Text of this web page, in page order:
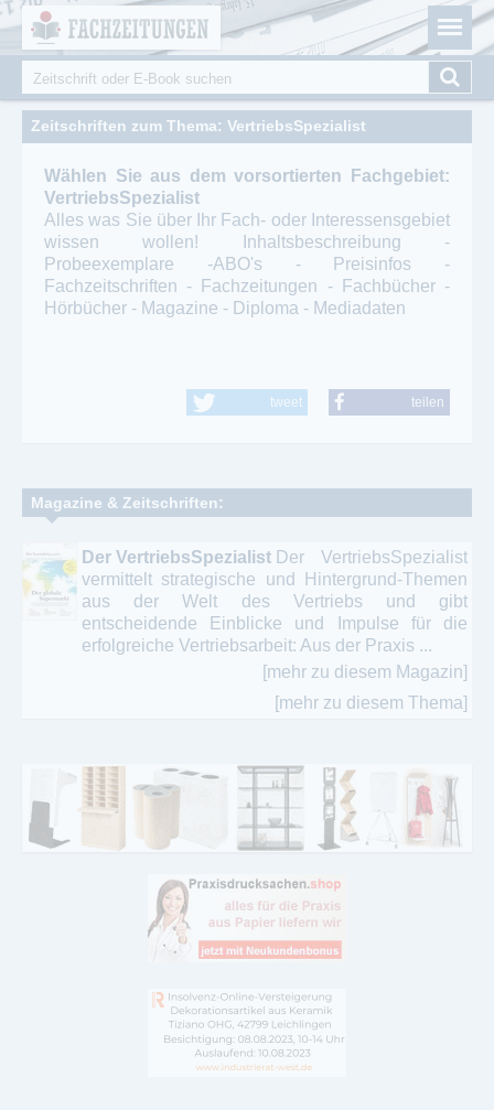
Fachzeitungen.de - Das unabhängige Portal für
Fachmagazine Fachpublikationen & eBooks
Suchformular
Suche
Zeitschriften zum Thema: VertriebsSpezialist
Wählen Sie aus dem vorsortierten Fachgebiet:
VertriebsSpezialist
Alles was Sie über Ihr Fach- oder Interessensgebiet
wissen wollen! Inhaltsbeschreibung -
Probeexemplare -ABO's - Preisinfos -
Fachzeitschriften - Fachzeitungen - Fachbücher -
Hörbücher - Magazine - Diploma - Mediadaten
tweet teilen
Magazine & Zeitschriften:
Der VertriebsSpezialist Der VertriebsSpezialist
vermittelt strategische und Hintergrund-Themen
aus der Welt des Vertriebs und gibt
entscheidende Einblicke und Impulse für die
erfolgreiche Vertriebsarbeit: Aus der Praxis ...
[mehr zu diesem Magazin]
[mehr zu diesem Thema]
Cookie-Einstellungen